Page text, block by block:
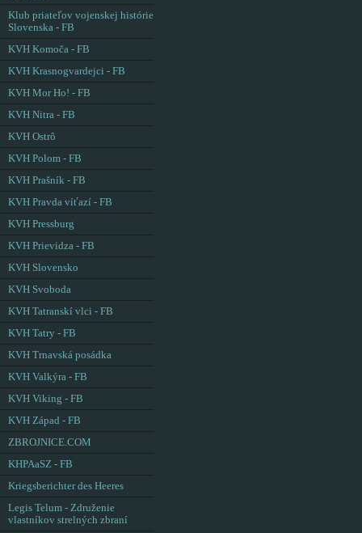
Klub priateľov vojenskej histórie
Slovenska - FB
KVH Komoča - FB
KVH Krasnogvardejci - FB
KVH Mor Ho! - FB
KVH Nitra - FB
KVH Ostrô
KVH Polom - FB
KVH Prašník - FB
KVH Pravda víťazí - FB
KVH Pressburg
KVH Prievidza - FB
KVH Slovensko
KVH Svoboda
KVH Tatranskí vlci - FB
KVH Tatry - FB
KVH Trnavská posádka
KVH Valkýra - FB
KVH Viking - FB
KVH Západ - FB
ZBROJNICE.COM
KHPAaSZ - FB
Kriegsberichter des Heeres
Legis Telum - Združenie
vlastníkov strelných zbraní